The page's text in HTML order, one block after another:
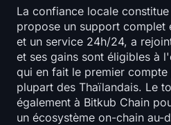
La confiance locale
propose un support complet
et un service 24h/24, a
et ses gains sont éligibles à
qui en fait le premier
plupart des Thaïlandais. Le
également à Bitkub Chain
un écosystème on-chain au-